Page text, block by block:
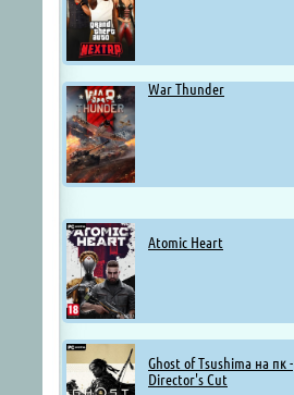
War Thunder
Atomic Heart
Ghost of Tsushima на пк -
Director's Cut